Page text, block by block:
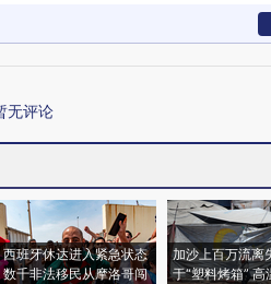
无评论
西班牙休达进入紧急状态
数千非法移民从摩洛哥闯
加沙上百万流离
于“塑料烤箱” 高